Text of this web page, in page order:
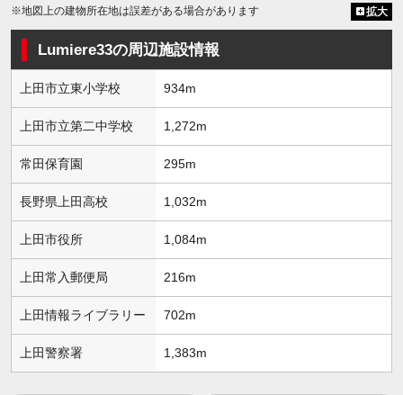
※地図上の建物所在地は誤差がある場合があります 拡大
Lumiere33の周辺施設情報
上田市立東小学校 934m
上田市立第二中学校 1,272m
常田保育園 295m
長野県上田高校 1,032m
上田市役所 1,084m
上田常入郵便局 216m
上田情報ライブラリー 702m
上田警察署 1,383m